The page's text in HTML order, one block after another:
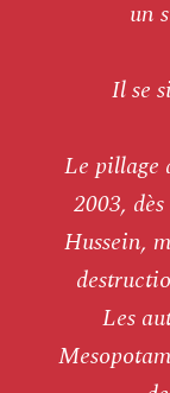
un
Il se
Le pillage
2003,
Hussein,
Les